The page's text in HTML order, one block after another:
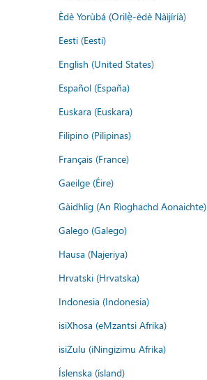
Èdè Yorùbá (Orilẹ̀-èdè Nàìjíríà)
Eesti (Eesti)
English (United States)
Español (España)
Euskara (Euskara)
Filipino (Pilipinas)
Français (France)
Gaeilge (Éire)
Gàidhlig (An Rìoghachd Aonaichte)
Galego (Galego)
Hausa (Najeriya)
Hrvatski (Hrvatska)
Indonesia (Indonesia)
isiXhosa (eMzantsi Afrika)
isiZulu (iNingizimu Afrika)
Íslenska (ísland)